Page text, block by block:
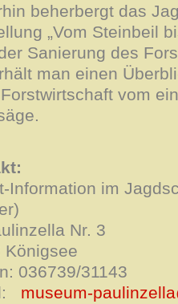
beherbergt das
„Vom Steinbeil
Sanierung des
man einen
vom
Information im
Nr. 3
Königsee
036739/31143
museum-